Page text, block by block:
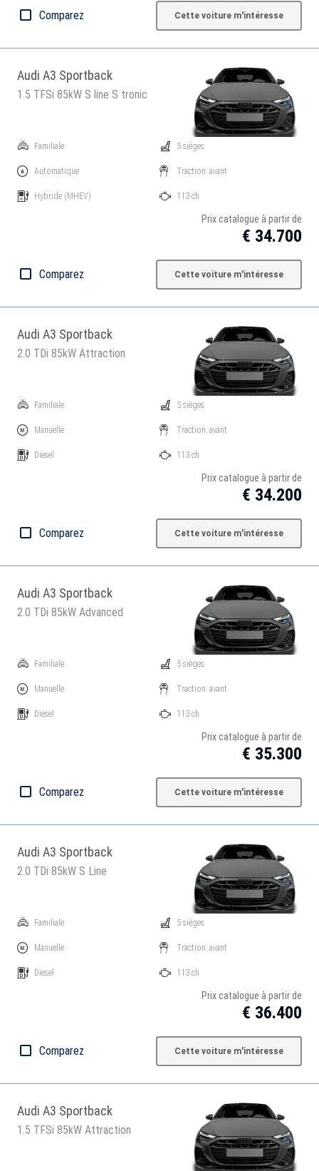
Comparez Cette voiture m'intéresse
Audi A3 Sportback
1.5 TFSi 85kW S line S tronic
Familiale
Automatique
Hybride (MHEV)
5 sièges
Traction: avant
113 ch
Prix catalogue à partir de
€ 34.700
Comparez Cette voiture m'intéresse
Audi A3 Sportback
2.0 TDi 85kW Attraction
Familiale
Manuelle
Diesel
5 sièges
Traction: avant
113 ch
Prix catalogue à partir de
€ 34.200
Comparez Cette voiture m'intéresse
Audi A3 Sportback
2.0 TDi 85kW Advanced
Familiale
Manuelle
Diesel
5 sièges
Traction: avant
113 ch
Prix catalogue à partir de
€ 35.300
Comparez Cette voiture m'intéresse
Audi A3 Sportback
2.0 TDi 85kW S Line
Familiale
Manuelle
Diesel
5 sièges
Traction: avant
113 ch
Prix catalogue à partir de
€ 36.400
Comparez Cette voiture m'intéresse
Audi A3 Sportback
1.5 TFSi 85kW Attraction